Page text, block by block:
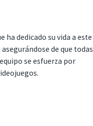
ha dedicado su vida a este
de que todas
se esfuerza por